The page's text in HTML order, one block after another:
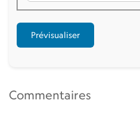
Commentaires